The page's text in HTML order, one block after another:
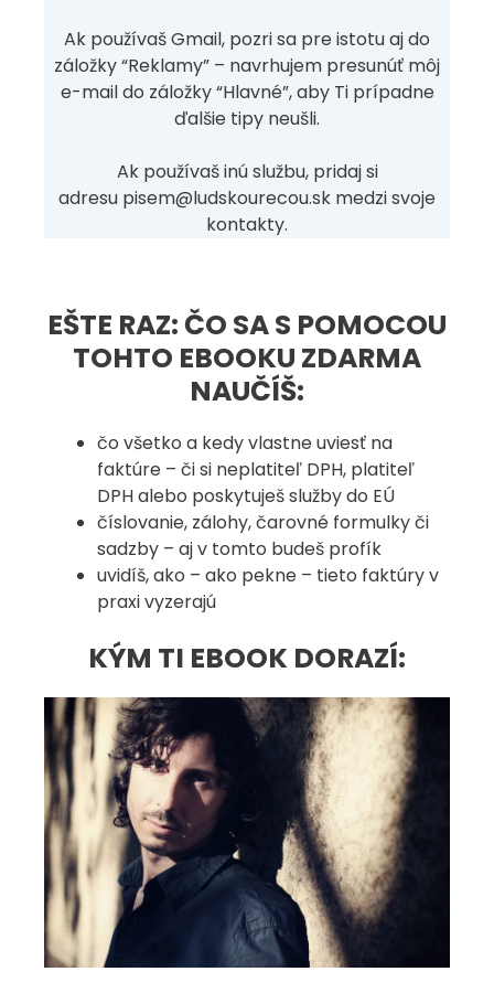
Ak používaš Gmail, pozri sa pre istotu aj do
záložky “Reklamy” – navrhujem presunúť môj
e-mail do záložky “Hlavné”, aby Ti prípadne
ďalšie tipy neušli.
Ak používaš inú službu, pridaj si
adresu pisem@ludskourecou.sk medzi svoje
kontakty.
EŠTE RAZ: ČO SA S POMOCOU
TOHTO EBOOKU ZDARMA
NAUČÍŠ:
čo všetko a kedy vlastne uviesť na
faktúre – či si neplatiteľ DPH, platiteľ
DPH alebo poskytuješ služby do EÚ
číslovanie, zálohy, čarovné formulky či
sadzby – aj v tomto budeš profík
uvidíš, ako – ako pekne – tieto faktúry v
praxi vyzerajú
KÝM TI EBOOK DORAZÍ: